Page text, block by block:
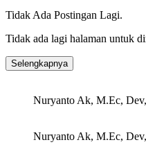
Tidak Ada Postingan Lagi.
Tidak ada lagi halaman untuk
Selengkapnya
Nuryanto Ak, M.Ec,
Nuryanto Ak, M.Ec,